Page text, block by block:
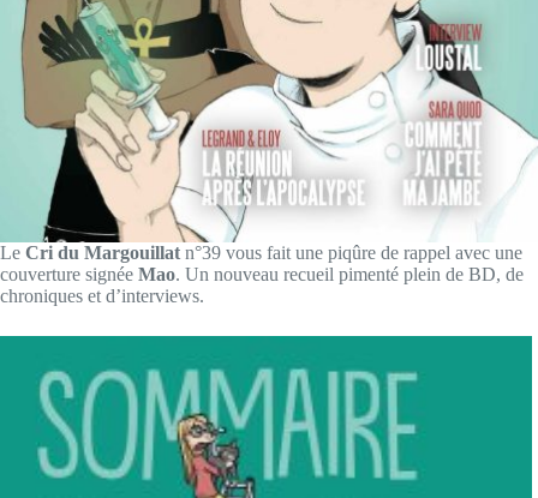
Le Cri du Margouillat n°39 vous fait une piqûre de rappel avec une
couverture signée Mao. Un nouveau recueil pimenté plein de BD, de
chroniques et d’interviews.